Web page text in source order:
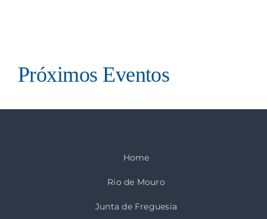
Próximos Eventos
Home
Rio de Mouro
Junta de Freguesia